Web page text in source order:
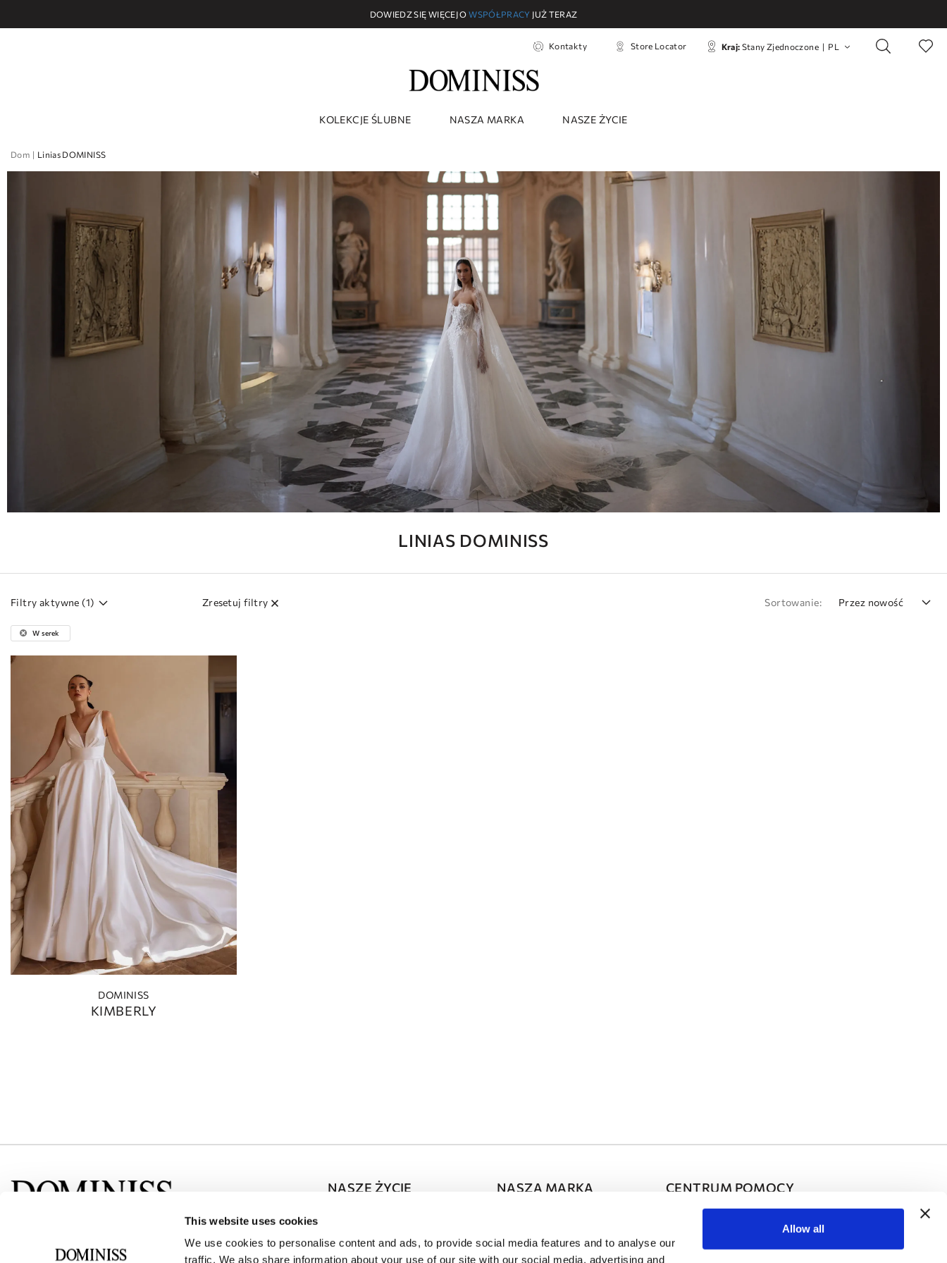
This website uses cookies
We use cookies to personalise content and ads, to provide social media features and to analyse our
traffic. We also share information about your use of our site with our social media, advertising and
Allow all
DOWIEDZ SIĘ WIĘCEJ OWSPÓŁPRACY JUŻ TERAZ
Kontakty Store Locator Kraj: Stany Zjednoczone | PL
KOLEKCJE ŚLUBNE NASZA MARKA NASZE ŻYCIE
Dom Linias DOMINISS
LINIAS DOMINISS
Filtry aktywne (1) Zresetuj filtry Sortowanie: Przez nowość
W serek
Pokazuje
ROZMIAR
DEKOLT
DOMINISS
KIMBERLY
NASZE ŻYCIE
Harmonogram Wydarzeń
NASZA MARKA
Partnerstwo
CENTRUM POMOCY
Kontakty